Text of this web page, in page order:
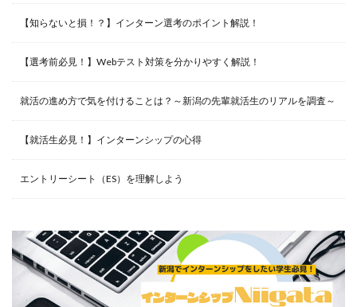
【知らないと損！？】インターン選考のポイント解説！
【選考前必見！】Webテスト対策を分かりやすく解説！
就活の進め方で気を付けることは？～新潟の先輩就活生のリアルを調査～
【就活生必見！】インターンシップの心得
エントリーシート（ES）を理解しよう